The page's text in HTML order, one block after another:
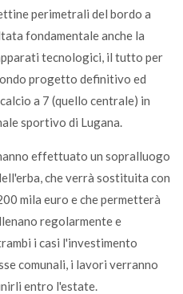
perimetrali del bordo a
fondamentale anche la
tecnologici, il tutto per
progetto definitivo ed
a 7 (quello centrale) in
sportivo di Lugana.
effettuato un sopralluogo
che verrà sostituita con
mila euro e che permetterà
regolarmente e
i casi l'investimento
comunali, i lavori verranno
entro l'estate.